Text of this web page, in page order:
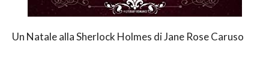
Un Natale alla Sherlock Holmes di Jane Rose Caruso